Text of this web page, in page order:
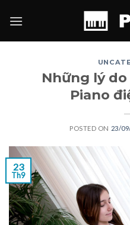
Những lý
Piano
POSTED ON 23/
23
Th9